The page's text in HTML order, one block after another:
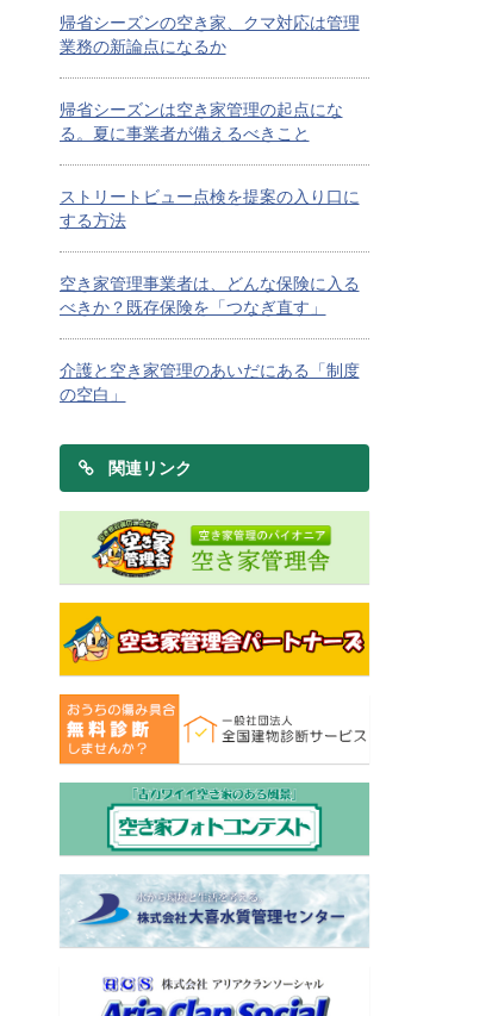
帰省シーズンの空き家、クマ対応は管理
業務の新論点になるか
帰省シーズンは空き家管理の起点にな
る。夏に事業者が備えるべきこと
ストリートビュー点検を提案の入り口に
する方法
空き家管理事業者は、どんな保険に入る
べきか？既存保険を「つなぎ直す」
介護と空き家管理のあいだにある「制度
の空白」
関連リンク